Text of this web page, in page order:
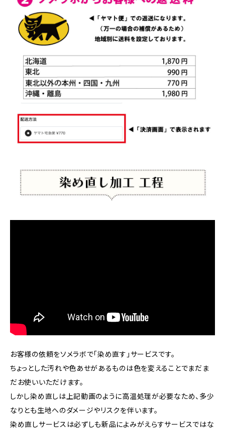
お客様の依頼をソメラボで「染め直す」サービスです。
ちょっとした汚れや色あせがあるものは色を変えることでまだま
だお使いいただけます。
しかし染め直しは上記動画のように高温処理が必要なため、多少
なりとも生地へのダメージやリスクを伴います。
染め直しサービスは必ずしも新品によみがえらすサービスではな